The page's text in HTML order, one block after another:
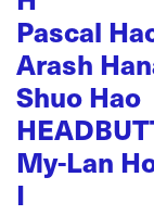
Pascal
Arash
Shuo Hao
My-Lan
I